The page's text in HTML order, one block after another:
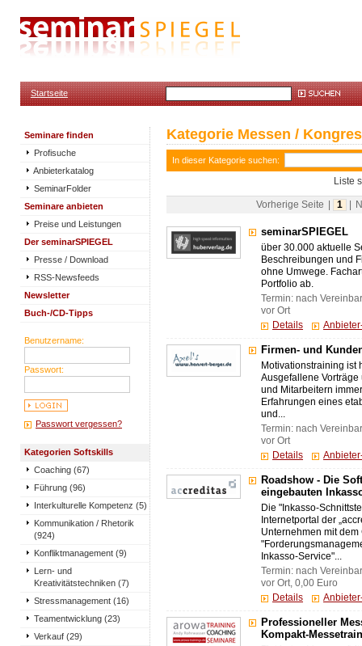
Startseite
Seminare finden
Profisuche
Anbieterkatalog
SeminarFolder
Seminare anbieten
Preise und Leistungen
Der seminarSPIEGEL
Presse / Download
RSS-Newsfeeds
Newsletter
Buch-/CD-Tipps
Benutzername:
Passwort:
Passwort vergessen?
Kategorien Softskills
Coaching (67)
Führung (96)
Interkulturelle Kompetenz (5)
Kommunikation / Rhetorik
(924)
Konfliktmanagement (9)
Lern- und
Kreativitätstechniken (7)
Stressmanagement (16)
Teamentwicklung (23)
Verkauf (29)
Kategorie Messen /
In dieser Kategorie suchen:
Liste
Vorherige Seite 1
seminarSPIEGEL
über 30.000 aktuelle
Beschreibungen und
ohne Umwege.
Portfolio ab.
Termin: nach
vor Ort
Details
Firmen- und
Motivationstraining ist
Ausgefallene
und Mitarbeitern
Erfahrungen eines
und...
Termin: nach
vor Ort
Details
Roadshow - Die
eingebauten
Die "Inkasso-
Internetportal der
Unternehmen mit
Inkasso-Service"...
Termin: nach
vor Ort, 0,00 Euro
Details
Professioneller
Kompakt-